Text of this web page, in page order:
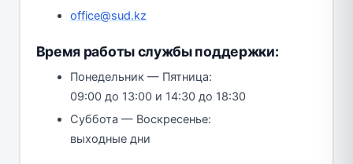
office@sud.kz
Время работы службы поддержки:
Понедельник — Пятница:
09:00 до 13:00 и 14:30 до 18:30
Суббота — Воскресенье:
выходные дни